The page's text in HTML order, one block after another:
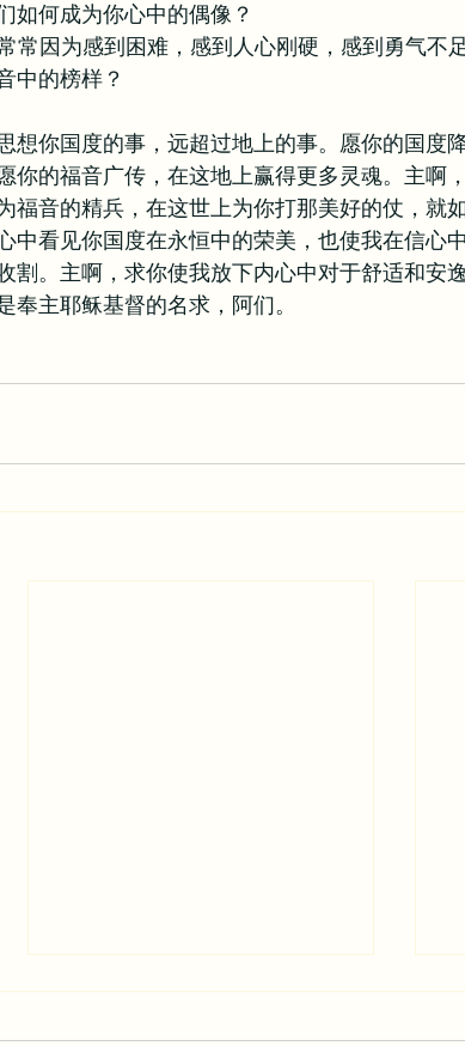
如何成为你心中的偶像？
常因为感到困难，感到人心刚硬，感到勇气不
中的榜样？
想你国度的事，远超过地上的事。愿你的国度
你的福音广传，在这地上赢得更多灵魂。主啊
福音的精兵，在这世上为你打那美好的仗，就
中看见你国度在永恒中的荣美，也使我在信心
割。主啊，求你使我放下内心中对于舒适和安
奉主耶稣基督的名求，阿们。